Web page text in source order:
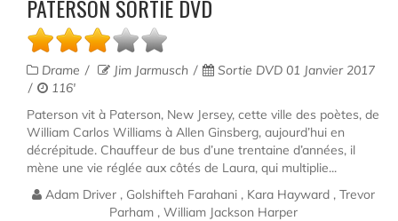
PATERSON SORTIE DVD
Drame Jim Jarmusch
Sortie DVD 01 Janvier 2017
116'
Paterson vit à Paterson, New Jersey, cette ville des poètes, de
William Carlos Williams à Allen Ginsberg, aujourd’hui en
décrépitude. Chauffeur de bus d’une trentaine d’années, il
mène une vie réglée aux côtés de Laura, qui multiplie...
Adam Driver , Golshifteh Farahani , Kara Hayward , Trevor
Parham , William Jackson Harper